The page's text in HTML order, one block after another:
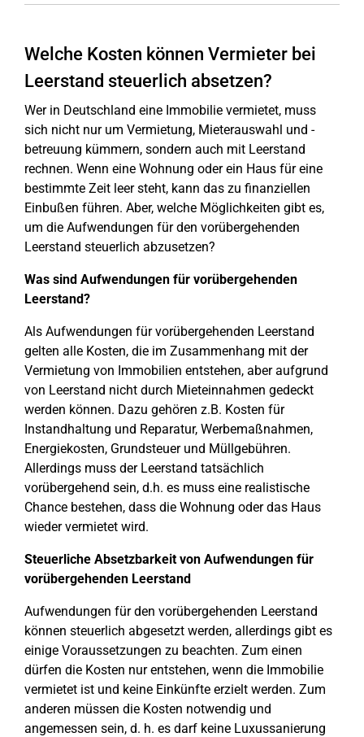
Welche Kosten können Vermieter bei
Leerstand steuerlich absetzen?
Wer in Deutschland eine Immobilie vermietet, muss
sich nicht nur um Vermietung, Mieterauswahl und -
betreuung kümmern, sondern auch mit Leerstand
rechnen. Wenn eine Wohnung oder ein Haus für eine
bestimmte Zeit leer steht, kann das zu finanziellen
Einbußen führen. Aber, welche Möglichkeiten gibt es,
um die Aufwendungen für den vorübergehenden
Leerstand steuerlich abzusetzen?
Was sind Aufwendungen für vorübergehenden
Leerstand?
Als Aufwendungen für vorübergehenden Leerstand
gelten alle Kosten, die im Zusammenhang mit der
Vermietung von Immobilien entstehen, aber aufgrund
von Leerstand nicht durch Mieteinnahmen gedeckt
werden können. Dazu gehören z.B. Kosten für
Instandhaltung und Reparatur, Werbemaßnahmen,
Energiekosten, Grundsteuer und Müllgebühren.
Allerdings muss der Leerstand tatsächlich
vorübergehend sein, d.h. es muss eine realistische
Chance bestehen, dass die Wohnung oder das Haus
wieder vermietet wird.
Steuerliche Absetzbarkeit von Aufwendungen für
vorübergehenden Leerstand
Aufwendungen für den vorübergehenden Leerstand
können steuerlich abgesetzt werden, allerdings gibt es
einige Voraussetzungen zu beachten. Zum einen
dürfen die Kosten nur entstehen, wenn die Immobilie
vermietet ist und keine Einkünfte erzielt werden. Zum
anderen müssen die Kosten notwendig und
angemessen sein, d. h. es darf keine Luxussanierung